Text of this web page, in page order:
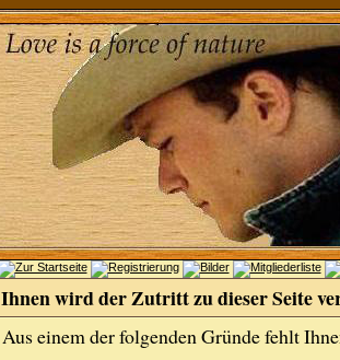
Ihnen wird der Zutritt zu dieser Seite
Aus einem der folgenden Gründe fehlt